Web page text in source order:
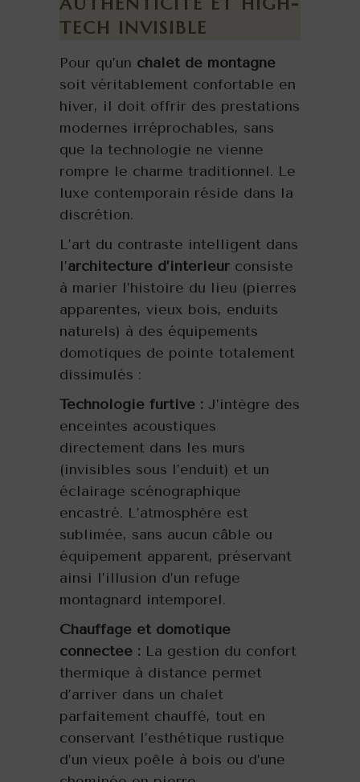
TECH INVISIBLE
Pour qu’un chalet de montagne
soit véritablement confortable en
hiver, il doit offrir des prestations
modernes irréprochables, sans
que la technologie ne vienne
rompre le charme traditionnel. Le
luxe contemporain réside dans la
discrétion.
L’art du contraste intelligent dans
l’architecture d’intérieur consiste
à marier l’histoire du lieu (pierres
apparentes, vieux bois, enduits
naturels) à des équipements
domotiques de pointe totalement
dissimulés :
Technologie furtive : J’intègre des
enceintes acoustiques
directement dans les murs
(invisibles sous l’enduit) et un
éclairage scénographique
encastré. L’atmosphère est
sublimée, sans aucun câble ou
équipement apparent, préservant
ainsi l’illusion d’un refuge
montagnard intemporel.
Chauffage et domotique
connectée : La gestion du confort
thermique à distance permet
d’arriver dans un chalet
parfaitement chauffé, tout en
conservant l’esthétique rustique
d’un vieux poêle à bois ou d’une